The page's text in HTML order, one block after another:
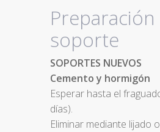
Preparación
soporte
SOPORTES NUEVOS
Cemento y hormigón
Esperar hasta el
días).
Eliminar mediante lijado